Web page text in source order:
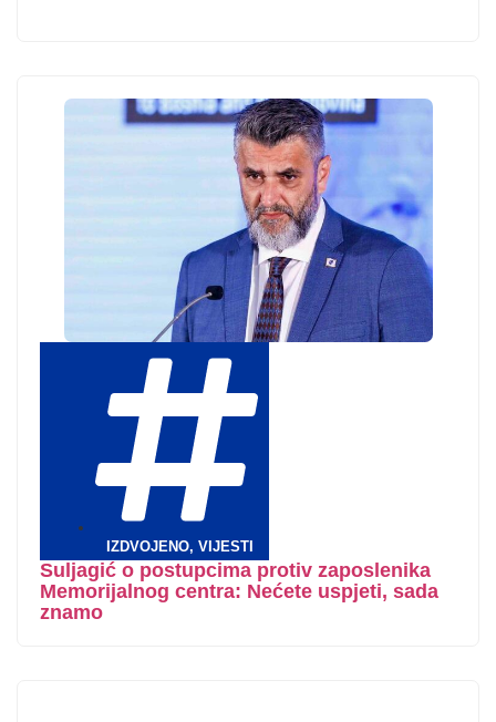
IZDVOJENO, VIJESTI
Suljagić o postupcima protiv zaposlenika
Memorijalnog centra: Nećete uspjeti, sada
znamo